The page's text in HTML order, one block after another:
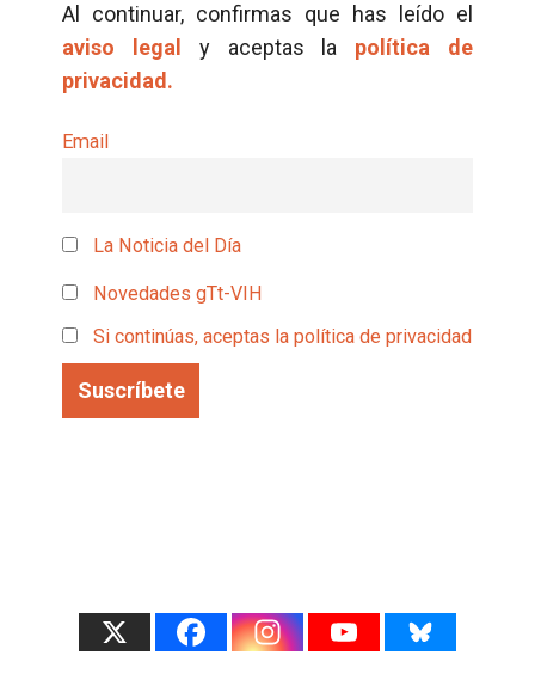
Al continuar, confirmas que has leído el
aviso legal
y aceptas la política de
privacidad.
Email
La Noticia del Día
Novedades gTt-VIH
Si continúas, aceptas la política de privacidad